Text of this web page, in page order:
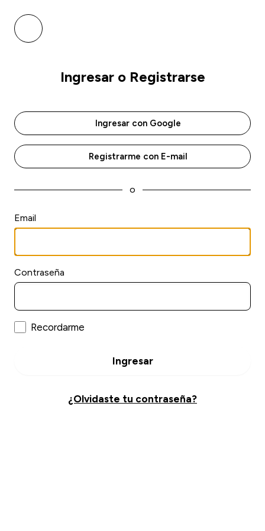
Ingresar o Registrarse
Ingresar con Google
Registrarme con E-mail
o
Email
Contraseña
Recordarme
Ingresar
¿Olvidaste tu contraseña?